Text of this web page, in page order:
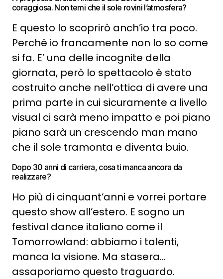
coraggiosa. Non temi che il sole rovini l’atmosfera?
E questo lo scoprirò anch’io tra poco.
Perché io francamente non lo so come
si fa. E’ una delle incognite della
giornata, però lo spettacolo è stato
costruito anche nell’ottica di avere una
prima parte in cui sicuramente a livello
visual ci sarà meno impatto e poi piano
piano sarà un crescendo man mano
che il sole tramonta e diventa buio.
Dopo 30 anni di carriera, cosa ti manca ancora da
realizzare?
Ho più di cinquant’anni e vorrei portare
questo show all’estero. E sogno un
festival dance italiano come il
Tomorrowland: abbiamo i talenti,
manca la visione. Ma stasera…
assaporiamo questo traguardo.